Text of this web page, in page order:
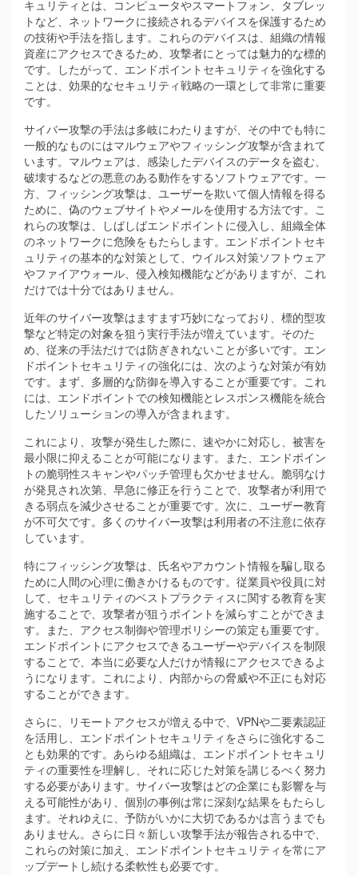
キュリティとは、コンピュータやスマートフォン、タブレッ
トなど、ネットワークに接続されるデバイスを保護するため
の技術や手法を指します。これらのデバイスは、組織の情報
資産にアクセスできるため、攻撃者にとっては魅力的な標的
です。したがって、エンドポイントセキュリティを強化する
ことは、効果的なセキュリティ戦略の一環として非常に重要
です。
サイバー攻撃の手法は多岐にわたりますが、その中でも特に
一般的なものにはマルウェアやフィッシング攻撃が含まれて
います。マルウェアは、感染したデバイスのデータを盗む、
破壊するなどの悪意のある動作をするソフトウェアです。一
方、フィッシング攻撃は、ユーザーを欺いて個人情報を得る
ために、偽のウェブサイトやメールを使用する方法です。こ
れらの攻撃は、しばしばエンドポイントに侵入し、組織全体
のネットワークに危険をもたらします。エンドポイントセキ
ュリティの基本的な対策として、ウイルス対策ソフトウェア
やファイアウォール、侵入検知機能などがありますが、これ
だけでは十分ではありません。
近年のサイバー攻撃はますます巧妙になっており、標的型攻
撃など特定の対象を狙う実行手法が増えています。そのた
め、従来の手法だけでは防ぎきれないことが多いです。エン
ドポイントセキュリティの強化には、次のような対策が有効
です。まず、多層的な防御を導入することが重要です。これ
には、エンドポイントでの検知機能とレスポンス機能を統合
したソリューションの導入が含まれます。
これにより、攻撃が発生した際に、速やかに対応し、被害を
最小限に抑えることが可能になります。また、エンドポイン
トの脆弱性スキャンやパッチ管理も欠かせません。脆弱なけ
が発見され次第、早急に修正を行うことで、攻撃者が利用で
きる弱点を減少させることが重要です。次に、ユーザー教育
が不可欠です。多くのサイバー攻撃は利用者の不注意に依存
しています。
特にフィッシング攻撃は、氏名やアカウント情報を騙し取る
ために人間の心理に働きかけるものです。従業員や役員に対
して、セキュリティのベストプラクティスに関する教育を実
施することで、攻撃者が狙うポイントを減らすことができま
す。また、アクセス制御や管理ポリシーの策定も重要です。
エンドポイントにアクセスできるユーザーやデバイスを制限
することで、本当に必要な人だけが情報にアクセスできるよ
うになります。これにより、内部からの脅威や不正にも対応
することができます。
さらに、リモートアクセスが増える中で、VPNや二要素認証
を活用し、エンドポイントセキュリティをさらに強化するこ
とも効果的です。あらゆる組織は、エンドポイントセキュリ
ティの重要性を理解し、それに応じた対策を講じるべく努力
する必要があります。サイバー攻撃はどの企業にも影響を与
える可能性があり、個別の事例は常に深刻な結果をもたらし
ます。それゆえに、予防がいかに大切であるかは言うまでも
ありません。さらに日々新しい攻撃手法が報告される中で、
これらの対策に加え、エンドポイントセキュリティを常にア
ップデートし続ける柔軟性も必要です。